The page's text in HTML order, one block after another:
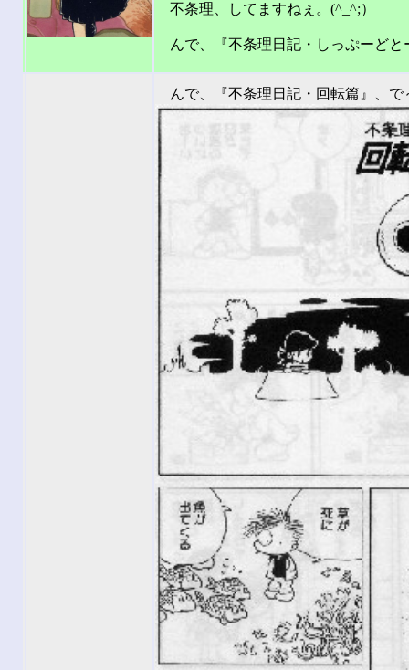
不条理、してますねぇ。(^_^;）
んで、『不条理日記・しっぷーどと
んで、『不条理日記・回転篇』、で